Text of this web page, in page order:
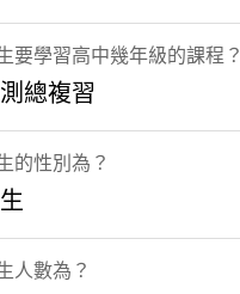
要學習高中幾年級的課程？
總複習
的性別為？
人數為？